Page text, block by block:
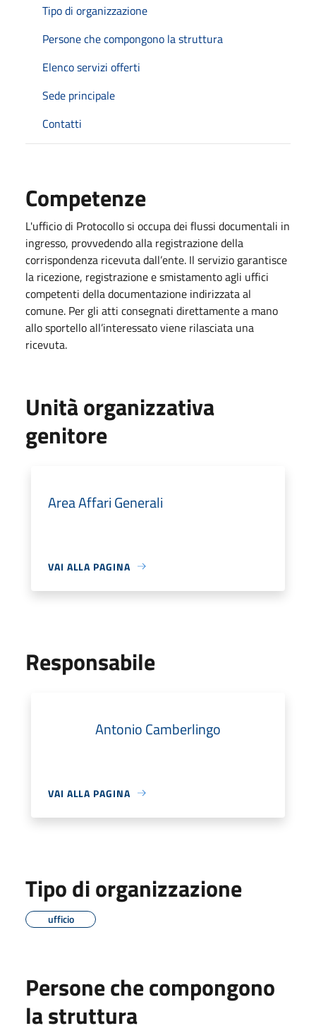
Tipo di organizzazione
Persone che compongono la struttura
Elenco servizi offerti
Sede principale
Contatti
Competenze
L'ufficio di Protocollo si occupa dei flussi documentali in
ingresso, provvedendo alla registrazione della
corrispondenza ricevuta dall’ente. Il servizio garantisce
la ricezione, registrazione e smistamento agli uffici
competenti della documentazione indirizzata al
comune. Per gli atti consegnati direttamente a mano
allo sportello all’interessato viene rilasciata una
ricevuta.
Unità organizzativa
genitore
Area Affari Generali
VAI ALLA PAGINA
Responsabile
Antonio Camberlingo
VAI ALLA PAGINA
Tipo di organizzazione
ufficio
Persone che compongono
la struttura